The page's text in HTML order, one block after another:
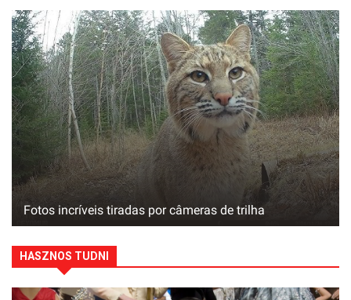
Fotos incríveis tiradas por câmeras de trilha
HASZNOS TUDNI